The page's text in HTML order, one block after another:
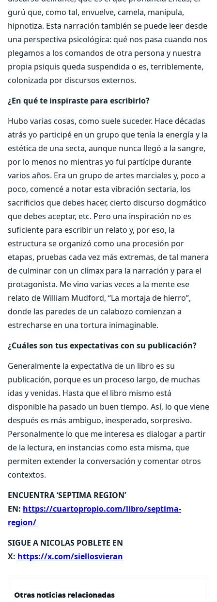
gurú que, como tal, envuelve, camela, manipula,
hipnotiza. Esta narración también se puede leer desde
una perspectiva psicológica: qué nos pasa cuando nos
plegamos a los comandos de otra persona y nuestra
propia psiquis queda suspendida o es, terriblemente,
colonizada por discursos externos.
¿En qué te inspiraste para escribirlo?
Hubo varias cosas, como suele suceder. Hace décadas
atrás yo participé en un grupo que tenía la energía y la
estética de una secta, aunque nunca llegó a la sangre,
por lo menos no mientras yo fui partícipe durante
varios años. Era un grupo de artes marciales y, poco a
poco, comencé a notar esta vibración sectaria, los
sacrificios que debes hacer, cierto discurso dogmático
que debes aceptar, etc. Pero una inspiración no es
suficiente para escribir un relato y, por eso, la
estructura se organizó como una procesión por
etapas, pruebas cada vez más extremas, de tal manera
de culminar con un clímax para la narración y para el
protagonista. Me vino varias veces a la mente ese
relato de William Mudford, “La mortaja de hierro”,
donde las paredes de un calabozo comienzan a
estrecharse en una tortura inimaginable.
¿Cuáles son tus expectativas con su publicación?
Generalmente la expectativa de un libro es su
publicación, porque es un proceso largo, de muchas
idas y venidas. Hasta que el libro mismo está
disponible ha pasado un buen tiempo. Así, lo que viene
después es más ambiguo, inesperado, sorpresivo.
Personalmente lo que me interesa es dialogar a partir
de la lectura, en instancias como esta misma, que
permiten extender la conversación y comentar otros
contextos.
ENCUENTRA ‘SEPTIMA REGION’
EN: https://cuartopropio.com/libro/septima-
region/
SIGUE A NICOLAS POBLETE EN
X: https://x.com/siellosvieran
Otras noticias relacionadas